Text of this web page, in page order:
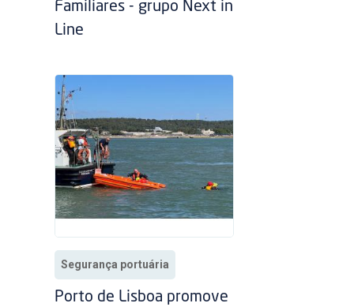
Familiares - grupo Next in
Line
Segurança portuária
Porto de Lisboa promove